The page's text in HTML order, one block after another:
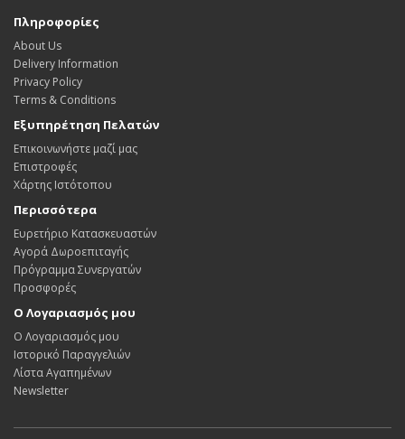
Πληροφορίες
About Us
Delivery Information
Privacy Policy
Terms & Conditions
Εξυπηρέτηση Πελατών
Επικοινωνήστε μαζί μας
Επιστροφές
Χάρτης Ιστότοπου
Περισσότερα
Ευρετήριο Κατασκευαστών
Αγορά Δωροεπιταγής
Πρόγραμμα Συνεργατών
Προσφορές
Ο Λογαριασμός μου
Ο Λογαριασμός μου
Ιστορικό Παραγγελιών
Λίστα Αγαπημένων
Newsletter